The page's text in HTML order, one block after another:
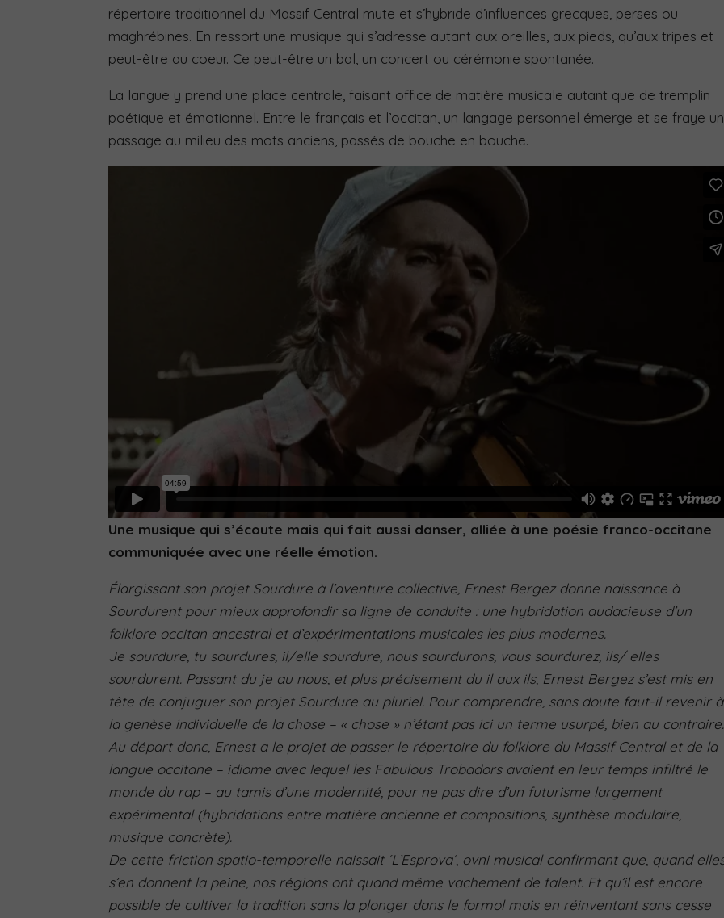
répertoire traditionnel du Massif Central mute et s’hybride d’influences grecques, perses ou
maghrébines. En ressort une musique qui s’adresse autant aux oreilles, aux pieds, qu’aux tripes et
peut-être au coeur. Ce peut-être un bal, un concert ou cérémonie spontanée.
La langue y prend une place centrale, faisant office de matière musicale autant que de tremplin
poétique et émotionnel. Entre le français et l’occitan, un langage personnel émerge et se fraye un
passage au milieu des mots anciens, passés de bouche en bouche.
Une musique qui s’écoute mais qui fait aussi danser, alliée à une poésie franco-occitane
communiquée avec une réelle émotion.
Élargissant son projet Sourdure à l’aventure collective, Ernest Bergez donne naissance à
Sourdurent pour mieux approfondir sa ligne de conduite : une hybridation audacieuse d’un
folklore occitan ancestral et d’expérimentations musicales les plus modernes.
Je sourdure, tu sourdures, il/elle sourdure, nous sourdurons, vous sourdurez, ils/ elles
sourdurent. Passant du je au nous, et plus précisement du il aux ils, Ernest Bergez s’est mis en
tête de conjuguer son projet Sourdure au pluriel. Pour comprendre, sans doute faut-il revenir à
la genèse individuelle de la chose – « chose » n’étant pas ici un terme usurpé, bien au contraire.
Au départ donc, Ernest a le projet de passer le répertoire du folklore du Massif Central et de la
langue occitane – idiome avec lequel les Fabulous Trobadors avaient en leur temps infiltré le
monde du rap – au tamis d’une modernité, pour ne pas dire d’un futurisme largement
expérimental (hybridations entre matière ancienne et compositions, synthèse modulaire,
musique concrète).
De cette friction spatio-temporelle naissait ‘L’Esprova‘, ovni musical confirmant que, quand
s’en donnent la peine, nos régions ont quand même vachement de talent. Et qu’il est encore
possible de cultiver la tradition sans la plonger dans le formol mais en réinventant sans cesse